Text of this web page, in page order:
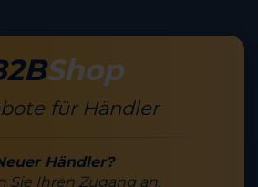
Shop
für Händler
Händler?
Sie Ihren Zugang an.